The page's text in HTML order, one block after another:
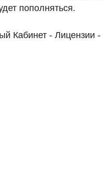
пополняться.
Кабинет - Лицензии